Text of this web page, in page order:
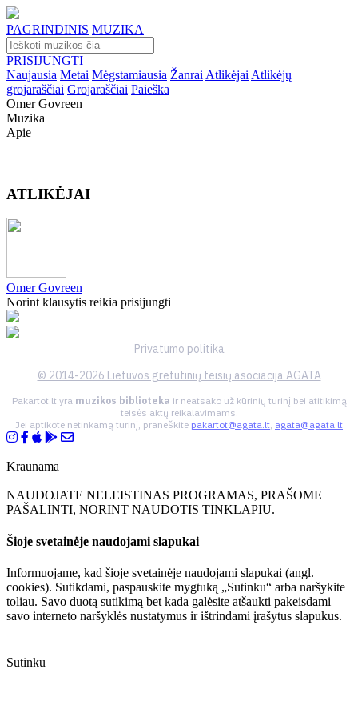
PAGRINDINIS MUZIKA
PRISIJUNGTI
Naujausia Metai Mėgstamiausia Žanrai Atlikėjai Atlikėjų
grojaraščiai Grojaraščiai Paieška
Omer Govreen
Muzika
Apie
ATLIKĖJAI
Omer Govreen
Norint klausytis reikia prisijungti
Privatumo politika
© 2014-2026 Lietuvos gretutinių teisių asociacija AGATA
Pakartot.lt yra muzikos biblioteka ir neatsako už kūrinių turinį bei atitikimą
teisės aktų reikalavimams.
Jei aptikote netinkamą turinį, praneškite pakartot@agata.lt, agata@agata.lt
Kraunama
NAUDOJATE NELEISTINAS PROGRAMAS, PRAŠOME
PAŠALINTI, NORINT NAUDOTIS TINKLAPIU.
Šioje svetainėje naudojami slapukai
Informuojame, kad šioje svetainėje naudojami slapukai (angl.
cookies). Sutikdami, paspauskite mygtuką „Sutinku“ arba naršykite
toliau. Savo duotą sutikimą bet kada galėsite atšaukti pakeisdami
savo interneto naršyklės nustatymus ir ištrindami įrašytus slapukus.
Sutinku